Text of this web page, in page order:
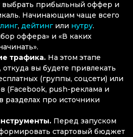
выбрать прибыльный оффер и
Начинающим чаще всего
,дейтингили нутру.
оффера» и «В каких
трафика. На этом этапе
вы будете привлекать
(группы, соцсети) или
(Facebook, push-реклама и
про источники
Перед запуском
стартовый бюджет